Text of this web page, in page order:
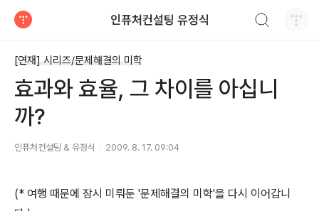
인퓨처컨설팅 유정식
[연재] 시리즈/문제해결의 미학
효과와 효율, 그 차이를 아십니
까?
인퓨처컨설팅 & 유정식 2009. 8. 17. 09:04
(* 여행 때문에 잠시 미뤄둔 '문제해결의 미학'을 다시 이어갑니